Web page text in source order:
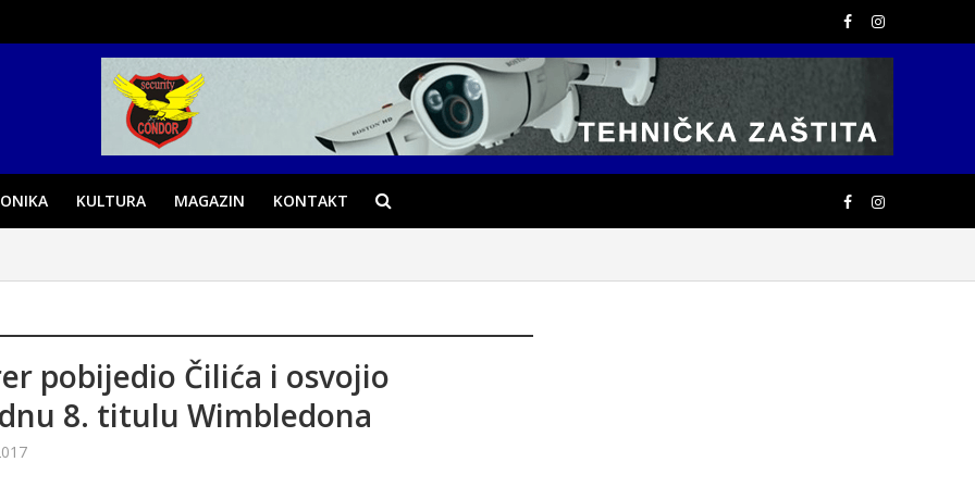
KULTURA MAGAZIN KONTAKT
pobijedio Čilića i osvojio
8. titulu Wimbledona